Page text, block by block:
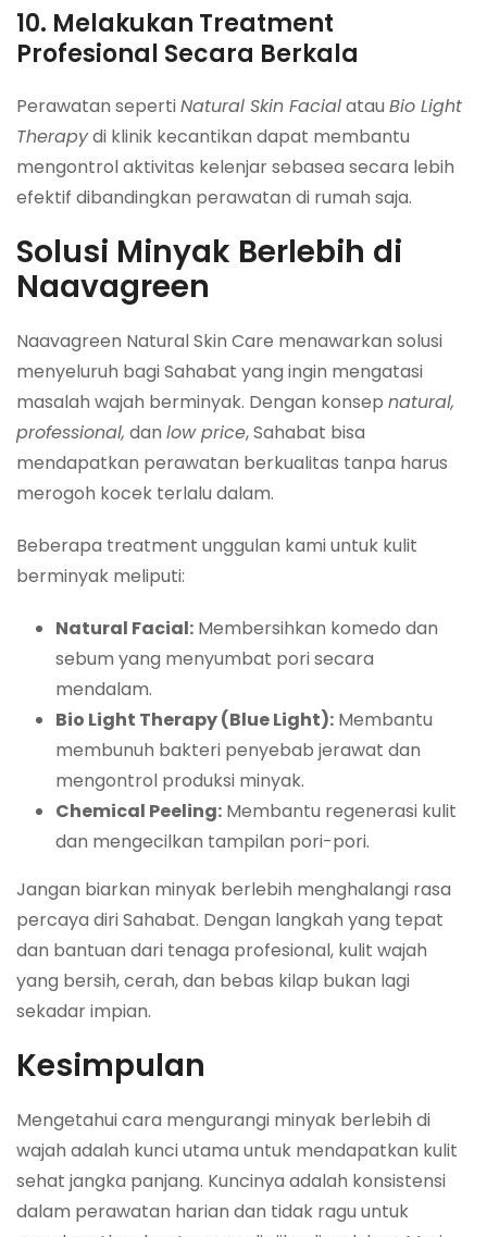
10. Melakukan Treatment
Profesional Secara Berkala
Perawatan sepertiNatural Skin Facialatau Bio Light
Therapydi klinik kecantikan dapat membantu
mengontrol aktivitas kelenjar sebasea secara lebih
efektif dibandingkan perawatan di rumah saja.
Solusi Minyak Berlebih di
Naavagreen
Naavagreen Natural Skin Care menawarkan solusi
menyeluruh bagi Sahabat yang ingin mengatasi
masalah wajah berminyak. Dengan konsep natural,
professional, dan low price, Sahabat bisa
mendapatkan perawatan berkualitas tanpa harus
merogoh kocek terlalu dalam.
Beberapa treatment unggulan kami untuk kulit
berminyak meliputi:
Natural Facial: Membersihkan komedo dan
sebum yang menyumbat pori secara
mendalam.
Bio Light Therapy (Blue Light): Membantu
membunuh bakteri penyebab jerawat dan
mengontrol produksi minyak.
Chemical Peeling: Membantu regenerasi kulit
dan mengecilkan tampilan pori-pori.
Jangan biarkan minyak berlebih menghalangi rasa
percaya diri Sahabat. Dengan langkah yang tepat
dan bantuan dari tenaga profesional, kulit wajah
yang bersih, cerah, dan bebas kilap bukan lagi
sekadar impian.
Kesimpulan
Mengetahui cara mengurangi minyak berlebih di
wajah adalah kunci utama untuk mendapatkan kulit
sehat jangka panjang. Kuncinya adalah konsistensi
dalam perawatan harian dan tidak ragu untuk